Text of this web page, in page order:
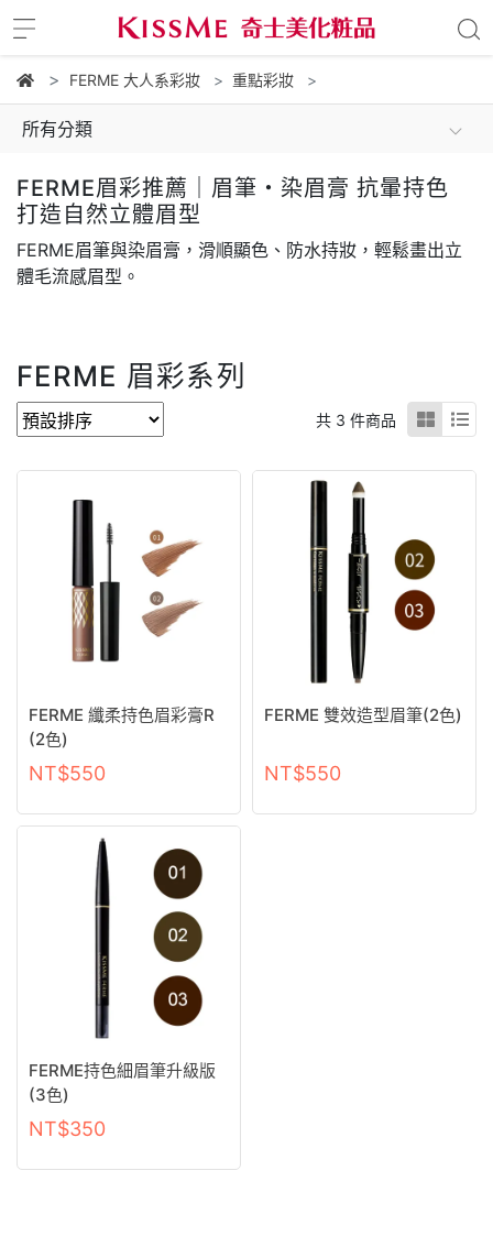
FERME 大人系彩妝 重點彩妝
所有分類
FERME眉彩推薦｜眉筆・染眉膏 抗暈持色
打造自然立體眉型
FERME眉筆與染眉膏，滑順顯色、防水持妝，輕鬆畫出立
體毛流感眉型。
FERME 眉彩系列
共 3 件商品
FERME 纖柔持色眉彩膏R
(2色)
NT$550
FERME 雙效造型眉筆(2色)
NT$550
FERME持色細眉筆升級版
(3色)
NT$350